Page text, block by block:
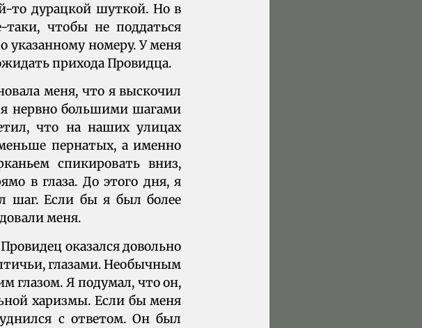
то дурацкой шуткой. Но в
чтобы не поддаться
указанному номеру. У меня
прихода Провидца.
меня, что я выскочил
нервно большими шагами
что на наших улицах
пернатых, а именно
спикировать вниз,
в глаза. До этого дня, я
шаг. Если бы я был более
меня.
оказался довольно
глазами. Необычным
глазом. Я подумал, что он,
харизмы. Если бы меня
с ответом. Он был